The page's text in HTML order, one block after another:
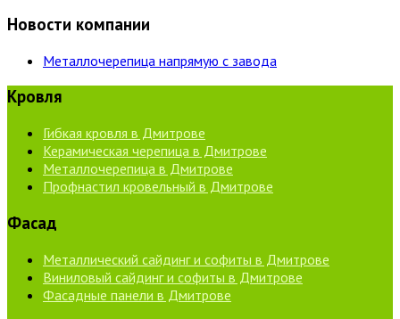
Новости компании
Металлочерепица напрямую с завода
Кровля
Гибкая кровля в Дмитрове
Керамическая черепица в Дмитрове
Металлочерепица в Дмитрове
Профнастил кровельный в Дмитрове
Фасад
Металлический сайдинг и софиты в Дмитрове
Виниловый сайдинг и софиты в Дмитрове
Фасадные панели в Дмитрове